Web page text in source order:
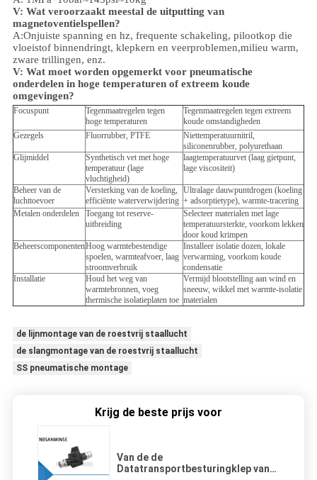
V: Wat veroorzaakt meestal de uitputting van
magnetoventielspellen?
A:Onjuiste spanning en hz, frequente schakeling, pilootkop die
vloeistof binnendringt, klepkern en veerproblemen,milieu warm,
zware trillingen, enz.
V: Wat moet worden opgemerkt voor pneumatische
onderdelen in hoge temperaturen of extreem koude
omgevingen?
Focuspunt
Tegenmaatregelen tegen
hoge temperaturen
Tegenmaatregelen tegen extreem
koude omstandigheden
Gezegels
Fluorrubber, PTFE
Niettemperatuurnitril,
siliconenrubber, polyurethaan
Glijmiddel
Synthetisch vet met hoge
temperatuur (lage
vluchtigheid)
laagtemperatuurvet (laag gietpunt,
lage viscositeit)
Beheer van de
luchttoevoer
Versterking van de koeling,
efficiënte waterverwijdering
Ultralage dauwpuntdrogen (koeling
+ adsorptietype), warmte-tracering
Metalen onderdelen
Toegang tot reserve-
uitbreiding
Selecteer materialen met lage
temperatuursterkte, voorkom lekken
door koud krimpen
BeheerscomponentenHoog warmtebestendige
spoelen, warmteafvoer, laag
stroomverbruik
Installeer isolatie dozen, lokale
verwarming, voorkom koude
condensatie
Installatie
Houd het weg van
warmtebronnen, voeg
thermische isolatieplaten toe
Vermijd blootstelling aan wind en
sneeuw, wikkel met warmte-isolatie
materialen
de lijnmontage van de roestvrij staallucht
de slangmontage van de roestvrij staallucht
SS pneumatische montage
Krijg de beste prijs voor
Van de de
Datatransportbesturingklep van